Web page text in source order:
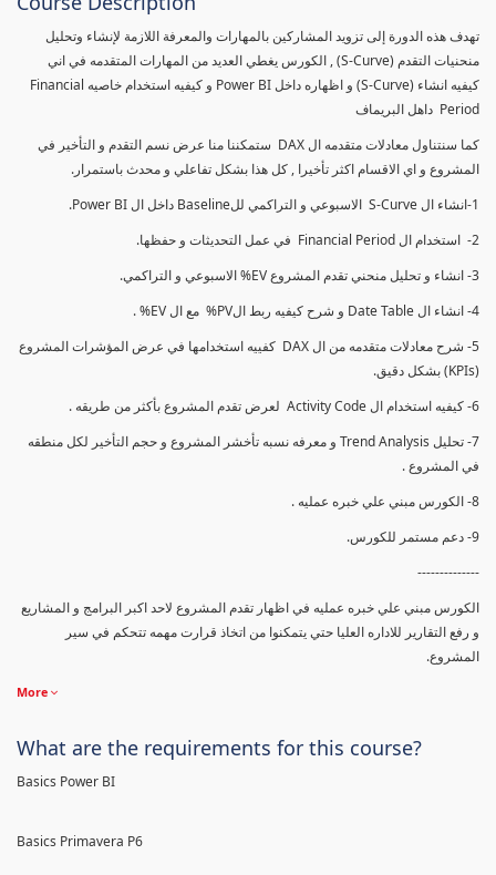
تهدف هذه الدورة إلى تزويد المشاركين بالمهارات والمعرفة اللازمة لإنشاء وتحليل
منحنيات التقدم (S-Curve) , الكورس يغطي العديد من المهارات المتقدمه في اني
كيفيه انشاء (S-Curve) و اظهاره داخل Power BI و كيفيه استخدام خاصيه Financial
Period داهل البريماف
كما سنتناول معادلات متقدمه ال DAX ستمكننا منا عرض نسم التقدم و التأخير في
المشروع و اي الاقسام اكثر تأخيرا , كل هذا بشكل تفاعلي و محدث باستمرار.
1-انشاء ال S-Curve الاسبوعي و التراكمي للBaseline داخل ال Power BI.
2- استخدام ال Financial Period في عمل التحديثات و حفظها.
3- انشاء و تحليل منحني تقدم المشروع EV% الاسبوعي و التراكمي.
4- انشاء ال Date Table و شرح كيفيه ربط الPV% مع ال EV% .
5- شرح معادلات متقدمه من ال DAX كفييه استخدامها في عرض المؤشرات المشروع
(KPIs) بشكل دقيق.
6- كيفيه استخدام ال Activity Code لعرض تقدم المشروع بأكثر من طريقه .
7- تحليل Trend Analysis و معرفه نسبه تأخشر المشروع و حجم التأخير لكل منطقه
في المشروع .
8- الكورس مبني علي خبره عمليه .
9- دعم مستمر للكورس.
--------------
الكورس مبني علي خبره عمليه في اظهار تقدم المشروع لاحد اكبر البرامج و المشاريع
و رفع التقارير للاداره العليا حتي يتمكنوا من اتخاذ قرارت مهمه تتحكم في سير
المشروع.
More
What are the requirements for this course?
Basics Power BI
Basics Primavera P6